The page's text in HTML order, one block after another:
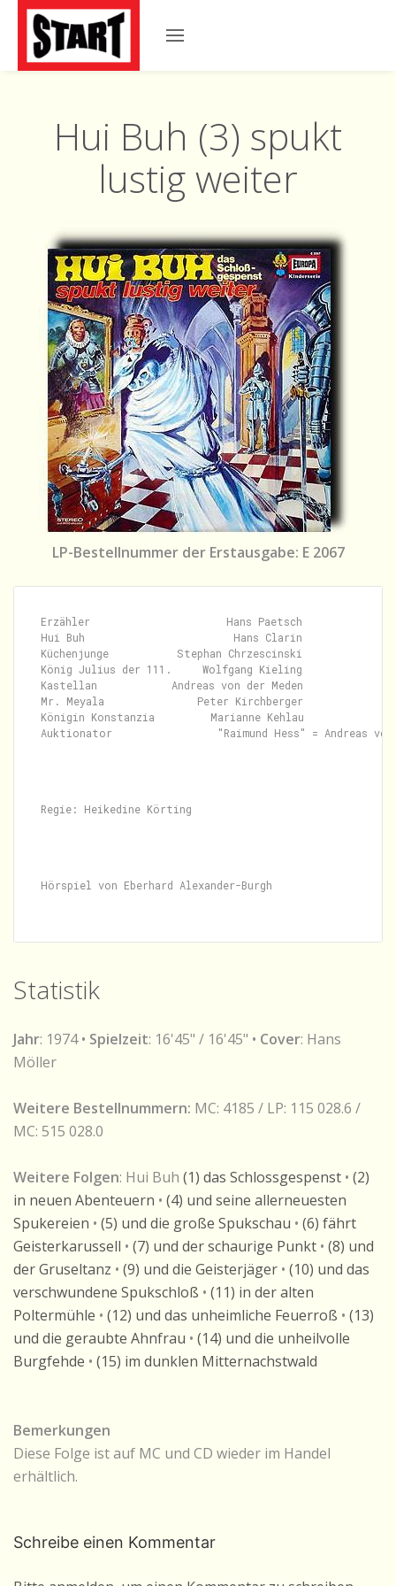
Hui Buh (3) spukt
lustig weiter
LP-Bestellnummer der Erstausgabe: E 2067
Erzähler                      Hans Paetsch
Hui Buh                        Hans Clarin
Küchenjunge           Stephan Chrzescinski
König Julius der 111.     Wolfgang Kieling
Kastellan            Andreas von der Meden
Mr. Meyala               Peter Kirchberger
Königin Konstanzia         Marianne Kehlau
Auktionator                 "Raimund Hess" = Andreas von
Regie: Heikedine Körting
Statistik
Jahr: 1974 • Spielzeit: 16'45" / 16'45" • Cover: Hans
Möller
Weitere Bestellnummern: MC: 4185 / LP: 115 028.6 /
MC: 515 028.0
Weitere Folgen: Hui Buh (1) das Schlossgespenst • (2)
in neuen Abenteuern • (4) und seine allerneuesten
Spukereien • (5) und die große Spukschau • (6) fährt
Geisterkarussell • (7) und der schaurige Punkt • (8) und
der Gruseltanz • (9) und die Geisterjäger • (10) und das
verschwundene Spukschloß • (11) in der alten
Poltermühle • (12) und das unheimliche Feuerroß • (13)
und die geraubte Ahnfrau • (14) und die unheilvolle
Burgfehde • (15) im dunklen Mitternachstwald
Bemerkungen
Diese Folge ist auf MC und CD wieder im Handel
erhältlich.
Schreibe einen Kommentar